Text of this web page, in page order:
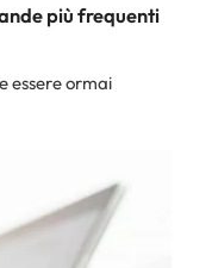
più frequenti
essere ormai